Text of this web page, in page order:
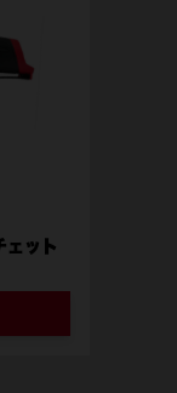
ット